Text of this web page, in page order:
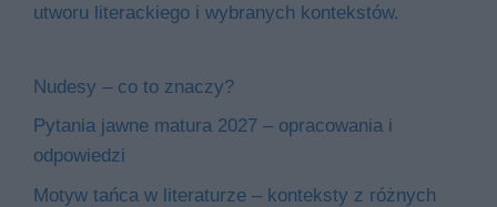
utworu literackiego i wybranych kontekstów.
Nudesy – co to znaczy?
Pytania jawne matura 2027 – opracowania i
odpowiedzi
Motyw tańca w literaturze – konteksty z różnych